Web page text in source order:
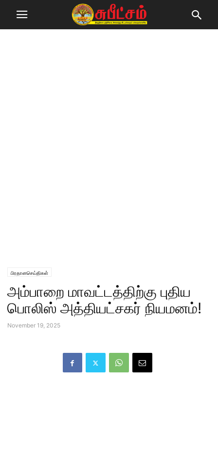
பிரதானசெய்திகள்
அம்பாறை மாவட்டத்திற்கு புதிய
பொலிஸ் அத்தியட்சகர் நியமனம்!
November 19, 2025